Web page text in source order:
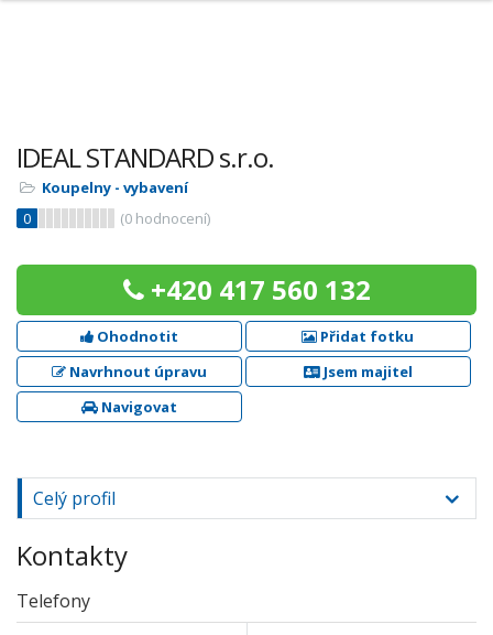
IDEAL STANDARD s.r.o.
Koupelny - vybavení
0
(0 hodnocení)
+420 417 560 132
Ohodnotit
Přidat fotku
Navrhnout úpravu
Jsem majitel
Navigovat
Celý profil
Kontakty
Telefony